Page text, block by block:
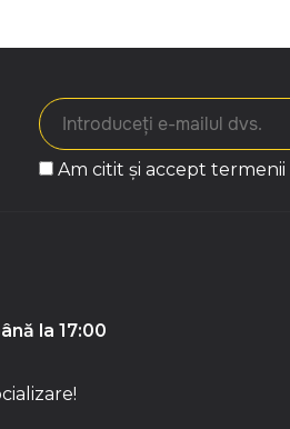
Am citit și accept termenii
la 17:00